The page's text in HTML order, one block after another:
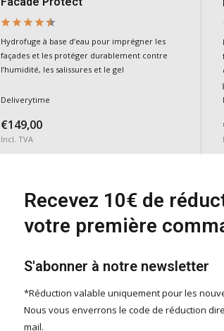
Hydrofuge à base d’eau pour imprégner les
façades et les protéger durablement contre
l’humidité, les salissures et le gel
Deliverytime
€149,00
Incl. TVA
Recevez 10€ de
votre première
S'abonner à notre newsletter
*Réduction valable uniquement pour les
Nous vous enverrons le code de réduction
mail.